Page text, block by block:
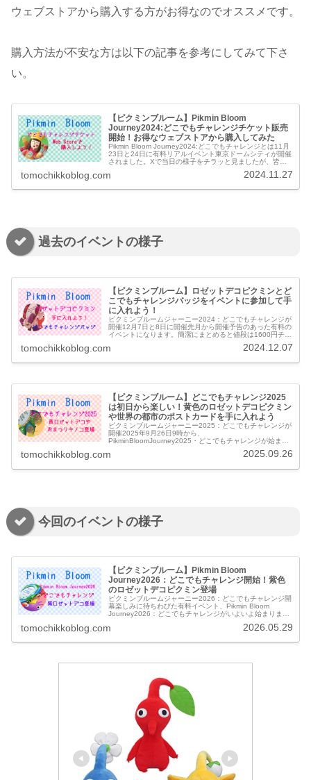
ウェブストアから購入する方がお得なのでオススメです。
購入方法が不安な方は以下の記事を参考にしてみて下さ
い。
【ピクミンブルーム】Pikmin Bloom
Journey2024:どこでもチャレンジチケット販売
開始！お得なウェブストアから購入してみた
Pikmin Bloom Journey2024:どこでもチャレンジとは11月
23日と24日に有料リアルイベント東京ドームシティが開催
されました。Xで当日の様子をチラッと見ましたが、皆さ
付...
tomochikkoblog.com 2024.11.27
過去のイベントの様子
【ピクミンブルーム】ロゼットデコピクミンとど
こでもチャレンジバッジをイベントに参加して手
に入れよう！
ピクミンブルームジャーニー2024：どこでもチャレンジが
開催12月7日と8日に開催先月から開催予告のあった有料の
イベントになります。簡潔にまとめると値段は1600円チケ
でMi...
tomochikkoblog.com 2024.12.07
【ピクミンブルーム】どこでもチャレンジ2025
は初日から楽しい！黄色のロゼットデコピクミン
や世界の都市のポストカードを手に入れよう
ピクミンブルームジャーニー2025：どこでもチャレンジが
開催2025年9月26日9時から、
PikminBloomJourney2025・どこでもチャレンジが始まり
開催(初日...
tomochikkoblog.com 2025.09.26
今回のイベントの様子
【ピクミンブルーム】Pikmin Bloom
Journey2026：どこでもチャレンジ開始！紫色
のロゼットデコピクミン登場
ピクミンブルームジャーニー2026：どこでもチャレンジ開
幕楽しみに待ちわびた有料イベント、Pikmin Bloom
Journey2026：どこでもチャレンジがいよいよ始まりまし
tomochikkoblog.com 2026.05.29